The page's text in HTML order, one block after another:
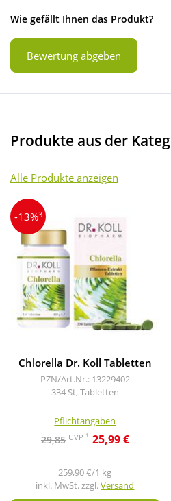
Wie gefällt Ihnen das Produkt?
Bewertung abgeben
Produkte aus der
Alle Produkte anzeigen
-13%3
Chlorella Dr. Koll Tabletten
PZN/Art.Nr.: 13229402
334 St, Tabletten
Pflichtangaben
29,85 UVP 1 25,99 €
259,90 €/1 kg
inkl. MwSt. zzgl.Versand